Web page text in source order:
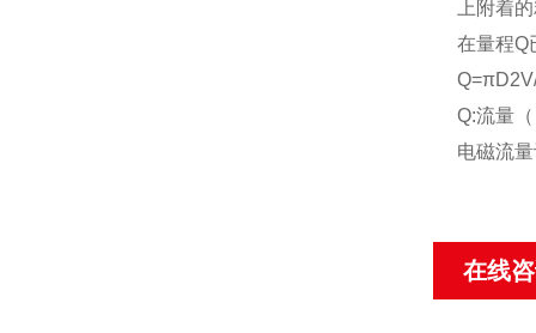
上附着
在量程Q
Q:流量
电磁流
在线